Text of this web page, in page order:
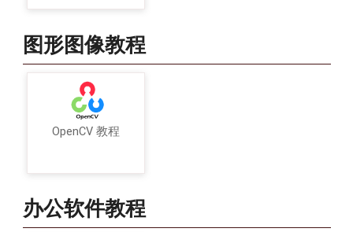
图形图像教程
OpenCV 教程
办公软件教程